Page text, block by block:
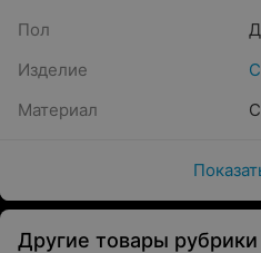
Пол
Изделие
Материал
Другие товары